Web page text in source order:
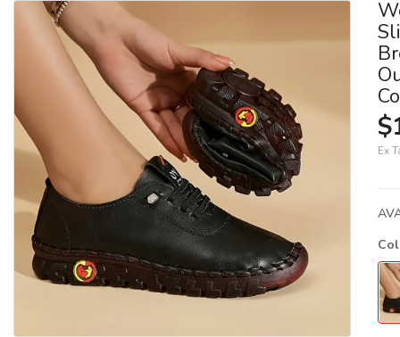
Ex